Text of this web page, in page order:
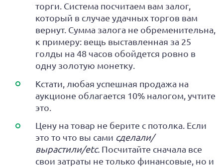
торги. Система посчитаем вам залог,
который в случае удачных торгов вам
вернут. Сумма залога не обременительна,
к примеру: вещь выставленная за 25
голды на 48 часов обойдется ровно в
одну золотую монетку.
Кстати, любая успешная продажа на
аукционе облагается 10% налогом, учтите
это.
Цену на товар не берите с потолка. Если
это то что вы сами сделали/
вырастили/etc. Посчитайте сначала все
свои затраты не только финансовые, но и